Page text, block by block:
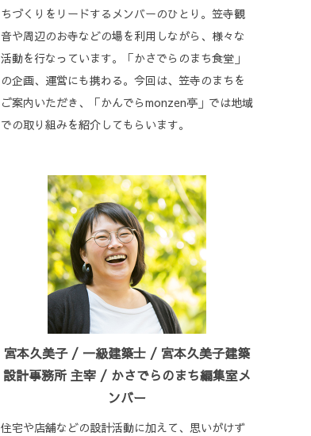
ちづくりをリードするメンバーのひとり。笠寺観
音や周辺のお寺などの場を利用しながら、様々な
活動を行なっています。「かさでらのまち食堂」
の企画、運営にも携わる。今回は、笠寺のまちを
ご案内いただき、「かんでらmonzen亭」では地域
での取り組みを紹介してもらいます。
宮本久美子 / 一級建築士 / 宮本久美子建築
設計事務所 主宰 / かさでらのまち編集室メ
ンバー
住宅や店舗などの設計活動に加えて、思いがけず